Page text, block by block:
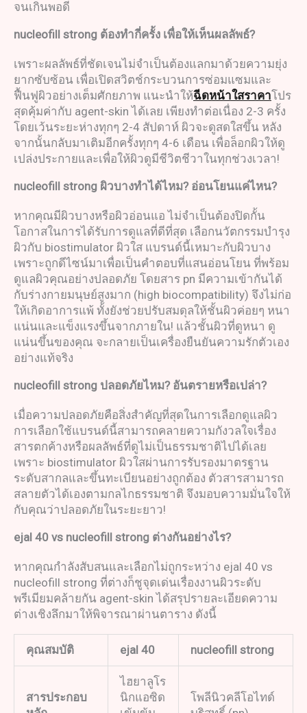
จนเกินพอดี
nucleofill strong ต้องทำกี่ครั้ง เพื่อให้เห็นผลลัพธ์?
เพราะผลลัพธ์ที่ชัดเจนไม่จำเป็นต้องแลกมาด้วยความยุ่ง
ยากซับซ้อน เพื่อเปิดสวิตช์กระบวนการซ่อมแซมและ
ฟื้นฟูผิวอย่างเต็มศักยภาพ แนะนำให้ฉีดหน้าใสราคาโปร
สุดคุ้มค่ากับ agent-skin ได้เลย เพียงทำต่อเนื่อง 2-3 ครั้ง
โดยเว้นระยะห่างทุกๆ 2-4 สัปดาห์ ผิวจะดูสดใสขึ้น หลัง
จากนั้นกลับมาเติมอีกครั้งทุกๆ 4-6 เดือน เพื่อล็อกผิวให้ดู
เปล่งประกายและเพื่อให้ผิวดูมีชีวิตชีวาในทุกช่วงเวลา!
nucleofill strong ผิวบางทำได้ไหม? อ่อนโยนแค่ไหน?
หากคุณมีผิวบางหรือผิวอ่อนแอ ไม่จำเป็นต้องปิดกั้น
โอกาสในการได้รับการดูแลที่ดีที่สุด เลือกนวัตกรรมบำรุง
ผิวกับ biostimulator ผิวใส แบรนด์นี้เหมาะกับผิวบาง
เพราะถูกดีไซน์มาเพื่อเป็นคำตอบที่แสนอ่อนโยน ที่พร้อม
ดูแลผิวคุณอย่างปลอดภัย โดยสาร pn มีความเข้ากันได้
กับร่างกายมนุษย์สูงมาก (high biocompatibility) จึงไม่ก่อ
ให้เกิดอาการแพ้ ทั้งยังช่วยปรับสมดุลให้ชั้นผิวค่อยๆ หนา
แน่นและแข็งแรงขึ้นจากภายใน! แล้วชั้นผิวที่ดูหนา ดู
แน่นขึ้นของคุณ จะกลายเป็นเครื่องยืนยันความรักตัวเอง
อย่างแท้จริง
nucleofill strong ปลอดภัยไหม? อันตรายหรือเปล่า?
เมื่อความปลอดภัยคือสิ่งสำคัญที่สุดในการเลือกดูแลผิว
การเลือกใช้แบรนด์นี้สามารถคลายความกังวลใจเรื่อง
สารตกค้างหรือผลลัพธ์ที่ดูไม่เป็นธรรมชาติไปได้เลย
เพราะ biostimulator ผิวใสผ่านการรับรองมาตรฐาน
ระดับสากลและขึ้นทะเบียนอย่างถูกต้อง ตัวสารสามารถ
สลายตัวได้เองตามกลไกธรรมชาติ จึงมอบความมั่นใจให้
กับคุณว่าปลอดภัยในระยะยาว!
ejal 40 vs nucleofill strong ต่างกันอย่างไร?
หากคุณกำลังสับสนและเลือกไม่ถูกระหว่าง ejal 40 vs
nucleofill strong ที่ต่างก็ชูจุดเด่นเรื่องงานผิวระดับ
พรีเมียมคล้ายกัน agent-skin ได้สรุปรายละเอียดความ
ต่างเชิงลึกมาให้พิจารณาผ่านตาราง ดังนี้
คุณสมบัติ ejal 40 nucleofill strong
สารประกอบ
ไฮยาลูโร
นิกแอซิด
โพลีนิวคลีโอไทด์